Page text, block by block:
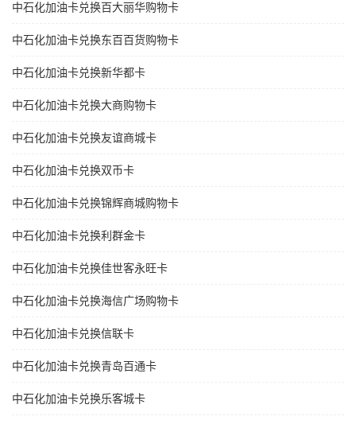
中石化加油卡兑换百大丽华购物卡
中石化加油卡兑换东百百货购物卡
中石化加油卡兑换新华都卡
中石化加油卡兑换大商购物卡
中石化加油卡兑换友谊商城卡
中石化加油卡兑换双币卡
中石化加油卡兑换锦辉商城购物卡
中石化加油卡兑换利群金卡
中石化加油卡兑换佳世客永旺卡
中石化加油卡兑换海信广场购物卡
中石化加油卡兑换信联卡
中石化加油卡兑换青岛百通卡
中石化加油卡兑换乐客城卡